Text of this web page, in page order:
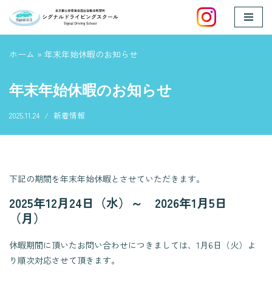
コ
ン
ツ
ホーム » 年末年始休暇のお知らせ
年末年始休暇のお知らせ
2025.11.24 新着情報
下記の期間を年末年始休暇とさせていただきます。
2025年12月24日（水）～ 2026年1月5日
（月）
休暇期間に頂いたお問い合わせにつきましては、1月6日（火）よ
り順次対応させて頂きます。